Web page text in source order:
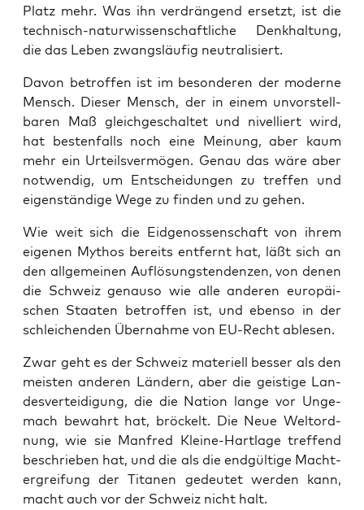
Platz mehr. Was ihn ver­drän­gend ersetzt, ist die
tech­nisch-natur­wis­sen­schaft­li­che Denk­hal­tung,
die das Leben zwangs­läu­fig neutralisiert.
Davon betrof­fen ist im beson­de­ren der moder­ne
Mensch. Die­ser Mensch, der in einem unvor­stell­
ba­ren Maß gleich­ge­schal­tet und nivel­liert wird,
hat bes­ten­falls noch eine Mei­nung, aber kaum
mehr ein Urteils­ver­mö­gen. Genau das wäre aber
not­wen­dig, um Ent­schei­dun­gen zu tref­fen und
eigen­stän­di­ge Wege zu fin­den und zu gehen.
Wie weit sich die Eid­ge­nos­sen­schaft von ihrem
eige­nen Mythos bereits ent­fernt hat, läßt sich an
den all­ge­mei­nen Auf­lö­sungs­ten­den­zen, von denen
die Schweiz genau­so wie alle ande­ren euro­päi­
schen Staa­ten betrof­fen ist, und eben­so in der
schlei­chen­den Über­nah­me von EU-Recht ablesen.
Zwar geht es der Schweiz mate­ri­ell bes­ser als den
meis­ten ande­ren Län­dern, aber die geis­ti­ge Lan­
des­ver­tei­di­gung, die die Nati­on lan­ge vor Unge­
mach bewahrt hat, brö­ckelt. Die Neue Welt­ord­
nung, wie sie Man­fred Klei­ne-Hart­la­ge tref­fend
beschrie­ben hat, und die als die end­gül­ti­ge Macht­
er­grei­fung der Tita­nen gedeu­tet wer­den kann,
macht auch vor der Schweiz nicht halt.